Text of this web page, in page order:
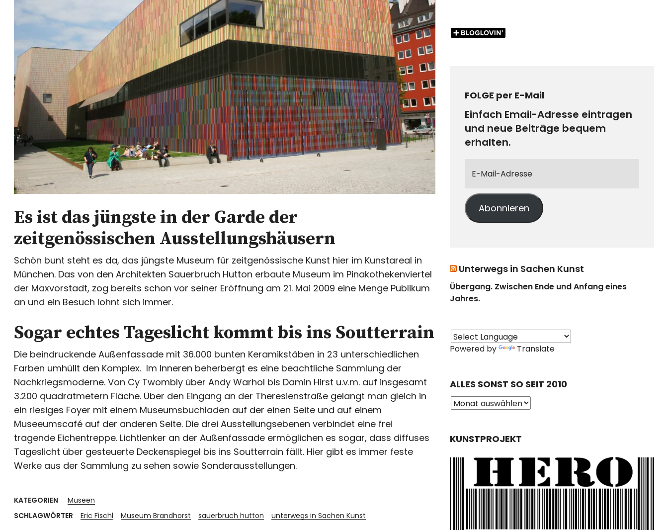
Es ist das jüngste in der Garde der
zeitgenössischen Ausstellungshäusern
Schön bunt steht es da, das jüngste Museum für zeitgenössische Kunst hier im Kunstareal in
München. Das von den Architekten Sauerbruch Hutton erbaute Museum im Pinakothekenviertel
der Maxvorstadt, zog bereits schon vor seiner Eröffnung am 21. Mai 2009 eine Menge Publikum
an und ein Besuch lohnt sich immer.
Sogar echtes Tageslicht kommt bis ins Soutterrain
Die beindruckende Außenfassade mit 36.000 bunten Keramikstäben in 23 unterschiedlichen
Farben umhüllt den Komplex. Im Inneren beherbergt es eine beachtliche Sammlung der
Nachkriegsmoderne. Von Cy Twombly über Andy Warhol bis Damin Hirst u.v.m. auf insgesamt
3.200 quadratmetern Fläche. Über den Eingang an der Theresienstraße gelangt man gleich in
ein riesiges Foyer mit einem Museumsbuchladen auf der einen Seite und auf einem
Museeumscafé auf der anderen Seite. Die drei Ausstellungsebenen verbindet eine frei
tragende Eichentreppe. Lichtlenker an der Außenfassade ermöglichen es sogar, dass diffuses
Tageslicht über gesteuerte Deckenspiegel bis ins Soutterrain fällt. Hier gibt es immer feste
Werke aus der Sammlung zu sehen sowie Sonderausstellungen.
KATEGORIEN
Museen
SCHLAGWÖRTER
Eric Fischl Museum Brandhorst sauerbruch hutton unterwegs in Sachen Kunst
FOLGE per E-Mail
Einfach Email-Adresse eintragen
und neue Beiträge bequem
erhalten.
Abonnieren
Unterwegs in Sachen Kunst
Übergang. Zwischen Ende und Anfang eines
Jahres.
Powered by Translate
ALLES SONST SO SEIT 2010
KUNSTPROJEKT